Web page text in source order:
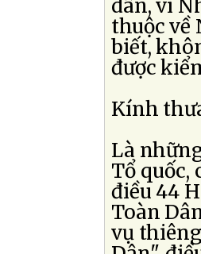
dân, vì
thuộc về
biết,
được
Kính
Là
Tổ quốc,
điều 44
Toàn
vụ